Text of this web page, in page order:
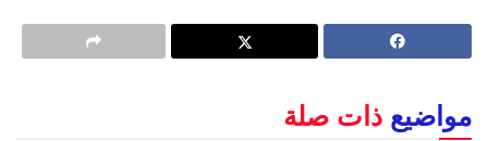
مواضيع ذات صلة